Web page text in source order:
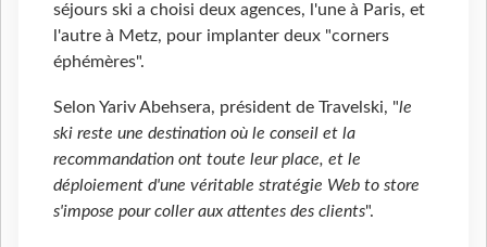
séjours ski a choisi deux agences, l'une à Paris, et
l'autre à Metz, pour implanter deux "corners
éphémères".
Selon Yariv Abehsera, président de Travelski, "le
ski reste une destination où le conseil et la
recommandation ont toute leur place, et le
déploiement d'une véritable stratégie Web to store
s'impose pour coller aux attentes des clients".